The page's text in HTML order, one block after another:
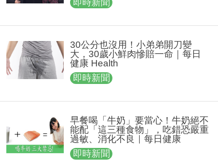
即時新聞
30公分也沒用！小弟弟開刀變
大，30歲小鮮肉慘賠一命｜每日
健康 Health
即時新聞
早餐喝「牛奶」要當心！牛奶絕不
能配「這三種食物」，吃錯恐嚴重
過敏、消化不良｜每日健康
即時新聞